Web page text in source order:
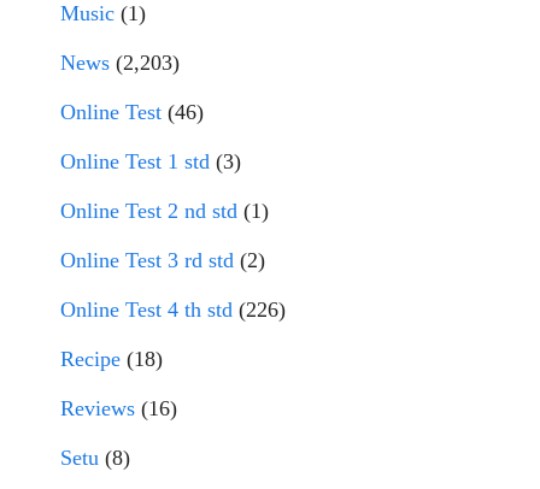
Music (1)
News (2,203)
Online Test (46)
Online Test 1 std (3)
Online Test 2 nd std (1)
Online Test 3 rd std (2)
Online Test 4 th std (226)
Recipe (18)
Reviews (16)
Setu (8)